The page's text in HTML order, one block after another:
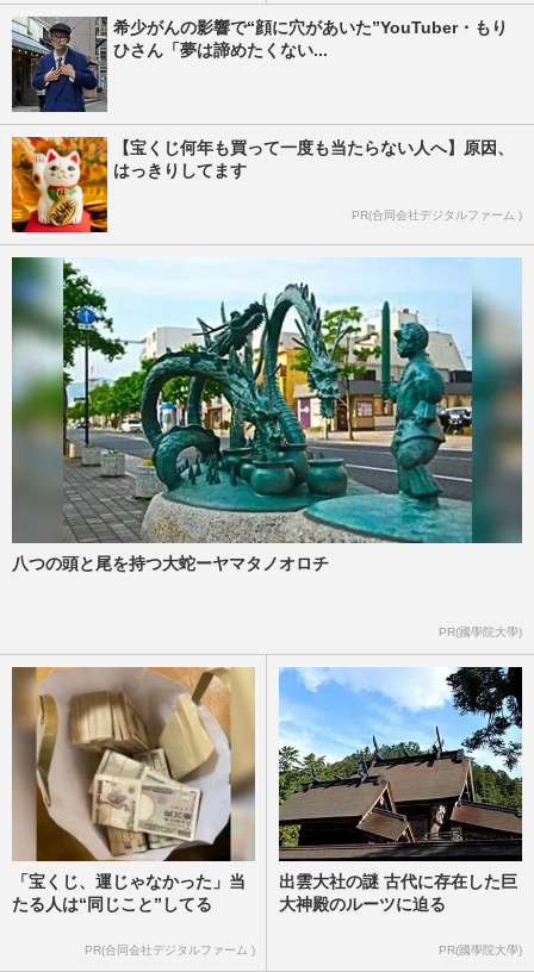
希少がんの影響で“顔に穴があいた”YouTuber・もり
ひさん「夢は諦めたくない...
【宝くじ何年も買って一度も当たらない人へ】原因、
はっきりしてます
PR(合同会社デジタルファーム )
八つの頭と尾を持つ大蛇ーヤマタノオロチ
PR(國學院大學)
「宝くじ、運じゃなかった」当
たる人は“同じこと”してる
PR(合同会社デジタルファーム )
出雲大社の謎 古代に存在した巨
大神殿のルーツに迫る
PR(國學院大學)